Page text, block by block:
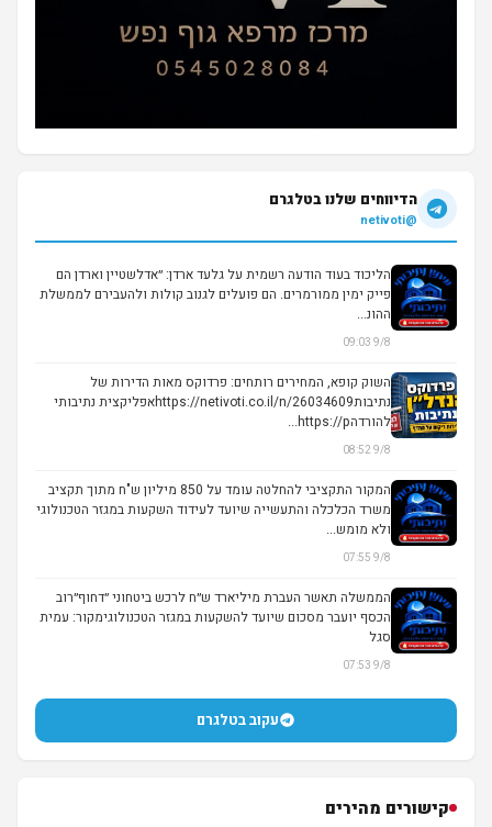
הדיווחים שלנו בטלגרם
@netivoti
הליכוד בעוד הודעה רשמית על גלעד ארדן: ״אדלשטיין וארדן הם
פייק ימין ממורמרים. הם פועלים לגנוב קולות ולהעבירם לממשלת
ההונ...
9/8 09:03
השוק קופא, המחירים רותחים: פרדוקס מאות הדירות של
נתיבותhttps://netivoti.co.il/n/26034609אפליקצית נתיבותי
להורדהhttps://p...
9/8 08:52
המקור התקציבי להחלטה עומד על 850 מיליון ש"ח מתוך תקציב
משרד הכלכלה והתעשייה שיועד לעידוד השקעות במגזר הטכנולוגי
ולא מומש...
9/8 07:55
הממשלה תאשר העברת מיליארד ש״ח לרכש ביטחוני ״דחוף״רוב
הכסף יועבר מסכום שיועד להשקעות במגזר הטכנולוגימקור: עמית
סגל
9/8 07:53
עקוב בטלגרם
קישורים מהירים